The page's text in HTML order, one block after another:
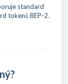
standard
tokenů BEP-2.